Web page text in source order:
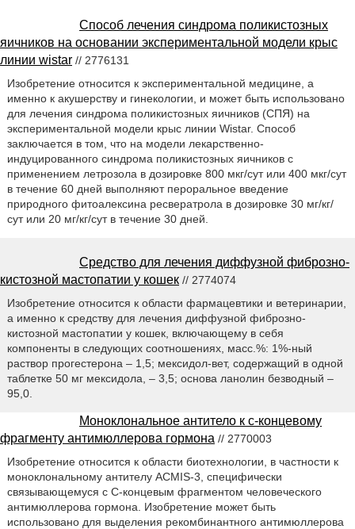
Способ лечения синдрома поликистозных
яичников на основании экспериментальной модели крыс
линии wistar // 2776131
Изобретение относится к экспериментальной медицине, а
именно к акушерству и гинекологии, и может быть использовано
для лечения синдрома поликистозных яичников (СПЯ) на
экспериментальной модели крыс линии Wistar. Способ
заключается в том, что на модели лекарственно-
индуцированного синдрома поликистозных яичников с
применением летрозола в дозировке 800 мкг/сут или 400 мкг/сут
в течение 60 дней выполняют пероральное введение
природного фитоалексина ресвератрола в дозировке 30 мг/кг/
сут или 20 мг/кг/сут в течение 30 дней.
Средство для лечения диффузной фиброзно-
кистозной мастопатии у кошек // 2774074
Изобретение относится к области фармацевтики и ветеринарии,
а именно к средству для лечения диффузной фиброзно-
кистозной мастопатии у кошек, включающему в себя
компоненты в следующих соотношениях, масс.%: 1%-ный
раствор прогестерона – 1,5; мексидол-вет, содержащий в одной
таблетке 50 мг мексидола, – 3,5; основа ланолин безводный –
95,0.
Моноклональное антитело к с-концевому
фрагменту антимюллерова гормона // 2770003
Изобретение относится к области биотехнологии, в частности к
моноклональному антителу ACMIS-3, специфически
связывающемуся с С-концевым фрагментом человеческого
антимюллерова гормона. Изобретение может быть
использовано для выделения рекомбинантного антимюллерова